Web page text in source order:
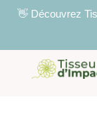
👋 Découvrez